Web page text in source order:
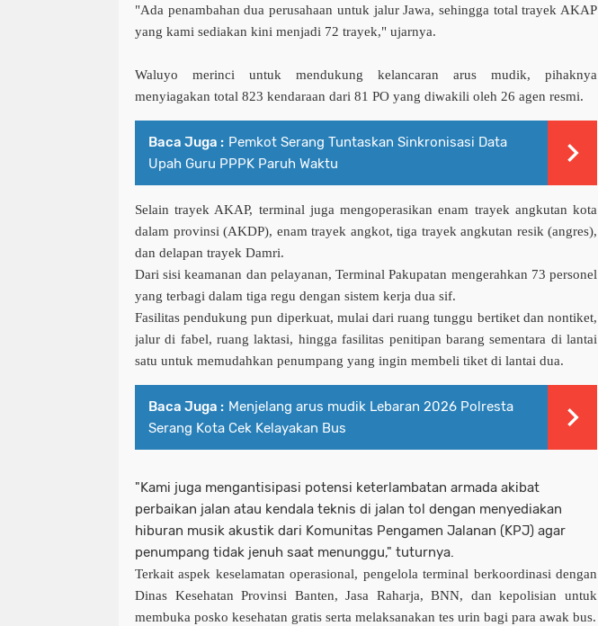
"Ada penambahan dua perusahaan untuk jalur Jawa, sehingga total trayek AKAP
yang kami sediakan kini menjadi 72 trayek," ujarnya.
Waluyo merinci untuk mendukung kelancaran arus mudik, pihaknya
menyiagakan total 823 kendaraan dari 81 PO yang diwakili oleh 26 agen resmi.
Baca Juga : Pemkot Serang Tuntaskan Sinkronisasi Data
Upah Guru PPPK Paruh Waktu
Selain trayek AKAP, terminal juga mengoperasikan enam trayek angkutan kota
dalam provinsi (AKDP), enam trayek angkot, tiga trayek angkutan resik (angres),
dan delapan trayek Damri.
Dari sisi keamanan dan pelayanan, Terminal Pakupatan mengerahkan 73 personel
yang terbagi dalam tiga regu dengan sistem kerja dua sif.
Fasilitas pendukung pun diperkuat, mulai dari ruang tunggu bertiket dan nontiket,
jalur di fabel, ruang laktasi, hingga fasilitas penitipan barang sementara di lantai
satu untuk memudahkan penumpang yang ingin membeli tiket di lantai dua.
Baca Juga : Menjelang arus mudik Lebaran 2026 Polresta
Serang Kota Cek Kelayakan Bus
"Kami juga mengantisipasi potensi keterlambatan armada akibat
perbaikan jalan atau kendala teknis di jalan tol dengan menyediakan
hiburan musik akustik dari Komunitas Pengamen Jalanan (KPJ) agar
penumpang tidak jenuh saat menunggu," tuturnya.
Terkait aspek keselamatan operasional, pengelola terminal berkoordinasi dengan
Dinas Kesehatan Provinsi Banten, Jasa Raharja, BNN, dan kepolisian untuk
membuka posko kesehatan gratis serta melaksanakan tes urin bagi para awak bus.